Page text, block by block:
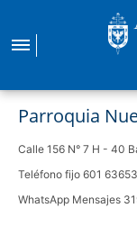
contenido
Parroquia
Calle 156 N° 7 H - 40
Teléfono fijo 601
WhatsApp Mensajes